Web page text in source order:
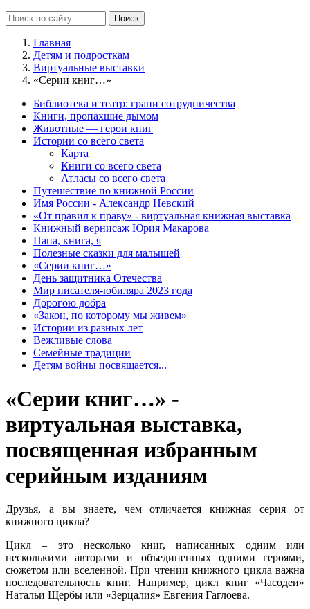
Главная
Детям и подросткам
Виртуальные выставки
«Серии книг…»
Библиотека и театр: грани сотрудничества
Книги, пропахшие дымом
Животные — герои книг
Истории со всего света
Карта
Книги со всего света
Атласы со всего света
Путешествие по книжной России
Имя России - Александр Невский
«От правил к праву» - виртуальная книжная выставка
Книжный вернисаж Юрия Макарова
Папа, книга, я
Полезные сказки для малышей
«Серии книг…»
День защитника Отечества
Мир писателя-юбиляра 2023 года
Дорогою добра
«Закон, по которому мы живем»
Истории из разных лет
Вежливые слова
Семейные традиции
Детям войны посвящается...
«Серии книг…» -
виртуальная выставка,
посвященная избранным
серийным изданиям
Друзья, а вы знаете, чем отличается книжная серия от
книжного цикла?
Цикл – это несколько книг, написанных одним или
несколькими авторами и объединенных одними героями,
сюжетом или вселенной. При чтении книжного цикла важна
последовательность книг. Например, цикл книг «Часодеи»
Натальи Щербы или «Зерцалия» Евгения Гаглоева.